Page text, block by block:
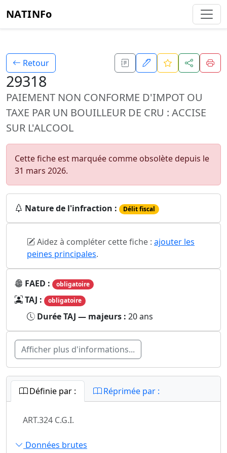
NATINFo
Retour
29318
PAIEMENT NON CONFORME D'IMPOT OU
TAXE PAR UN BOUILLEUR DE CRU : ACCISE
SUR L'ALCOOL
Cette fiche est marquée comme obsolète depuis le
31 mars 2026.
Nature de l'infraction : Délit fiscal
Aidez à compléter cette fiche : ajouter les
peines principales.
FAED : obligatoire
TAJ : obligatoire
Durée TAJ — majeurs : 20 ans
Afficher plus d'informations...
Définie par : Réprimée par :
ART.324 C.G.I.
Données brutes